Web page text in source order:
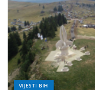
VIJESTI BIH